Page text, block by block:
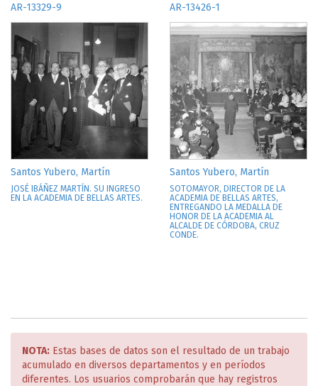
AR-13329-9
Santos Yubero, Martín
JOSÉ IBÁÑEZ MARTÍN. SU INGRESO
EN LA ACADEMIA DE BELLAS ARTES.
AR-13426-1
Santos Yubero, Martín
SOTOMAYOR, DIRECTOR DE LA
ACADEMIA DE BELLAS ARTES,
ENTREGANDO LA MEDALLA DE
HONOR DE LA ACADEMIA AL
ALCALDE DE CÓRDOBA, CRUZ
CONDE.
NOTA: Estas bases de datos son el resultado de un trabajo
acumulado en diversos departamentos y en períodos
diferentes. Los usuarios comprobarán que hay registros